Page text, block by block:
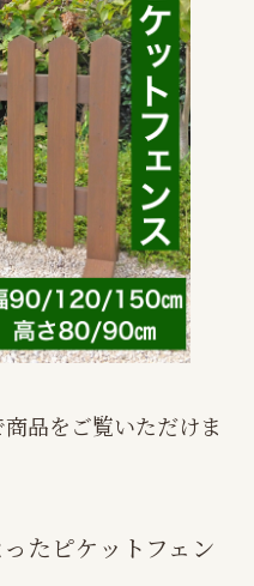
品をご覧いただけま
たピケットフェン